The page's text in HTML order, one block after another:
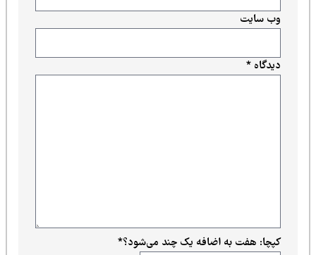
دیدگاه*
وب‌ سایت
کپچا: هفت به اضافه یک چند می‌شود؟*